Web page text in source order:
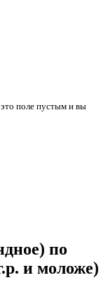
поле пустым и вы
по
и моложе)